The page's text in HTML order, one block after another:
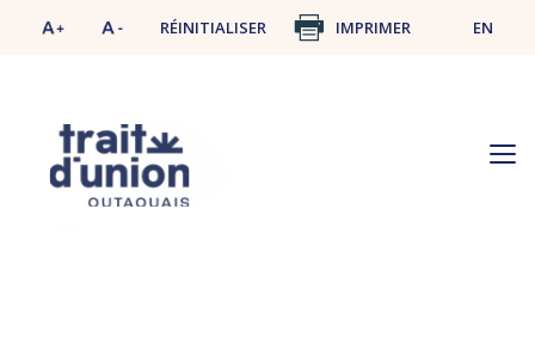
RÉINITIALISER IMPRIMER EN
ACCUEIL